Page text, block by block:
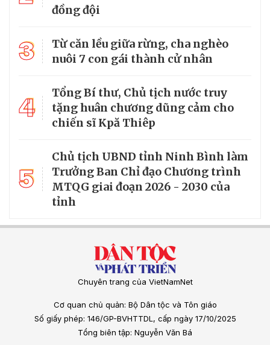
đồng đội
3
Từ căn lều giữa rừng, cha nghèo
nuôi 7 con gái thành cử nhân
4
Tổng Bí thư, Chủ tịch nước truy
tặng huân chương dũng cảm cho
chiến sĩ Kpă Thiêp
5
Chủ tịch UBND tỉnh Ninh Bình làm
Trưởng Ban Chỉ đạo Chương trình
MTQG giai đoạn 2026 - 2030 của
tỉnh
Chuyên trang của VietNamNet
Cơ quan chủ quản: Bộ Dân tộc và Tôn giáo
Số giấy phép: 146/GP-BVHTTDL, cấp ngày 17/10/2025
Tổng biên tập: Nguyễn Văn Bá